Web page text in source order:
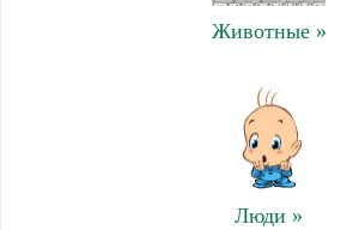
Животные »
Люди »